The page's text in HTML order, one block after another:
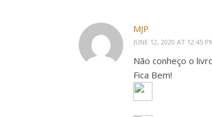
MJP
JUNE 12, 2020 AT 12:45
Não conheço o
Fica Bem!